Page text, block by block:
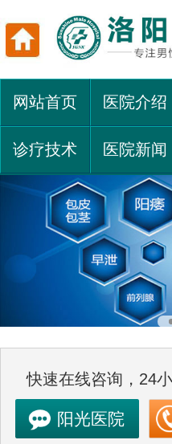
网站首页 医院介绍
诊疗技术 医院新闻
快速在线咨询，24
阳光医院